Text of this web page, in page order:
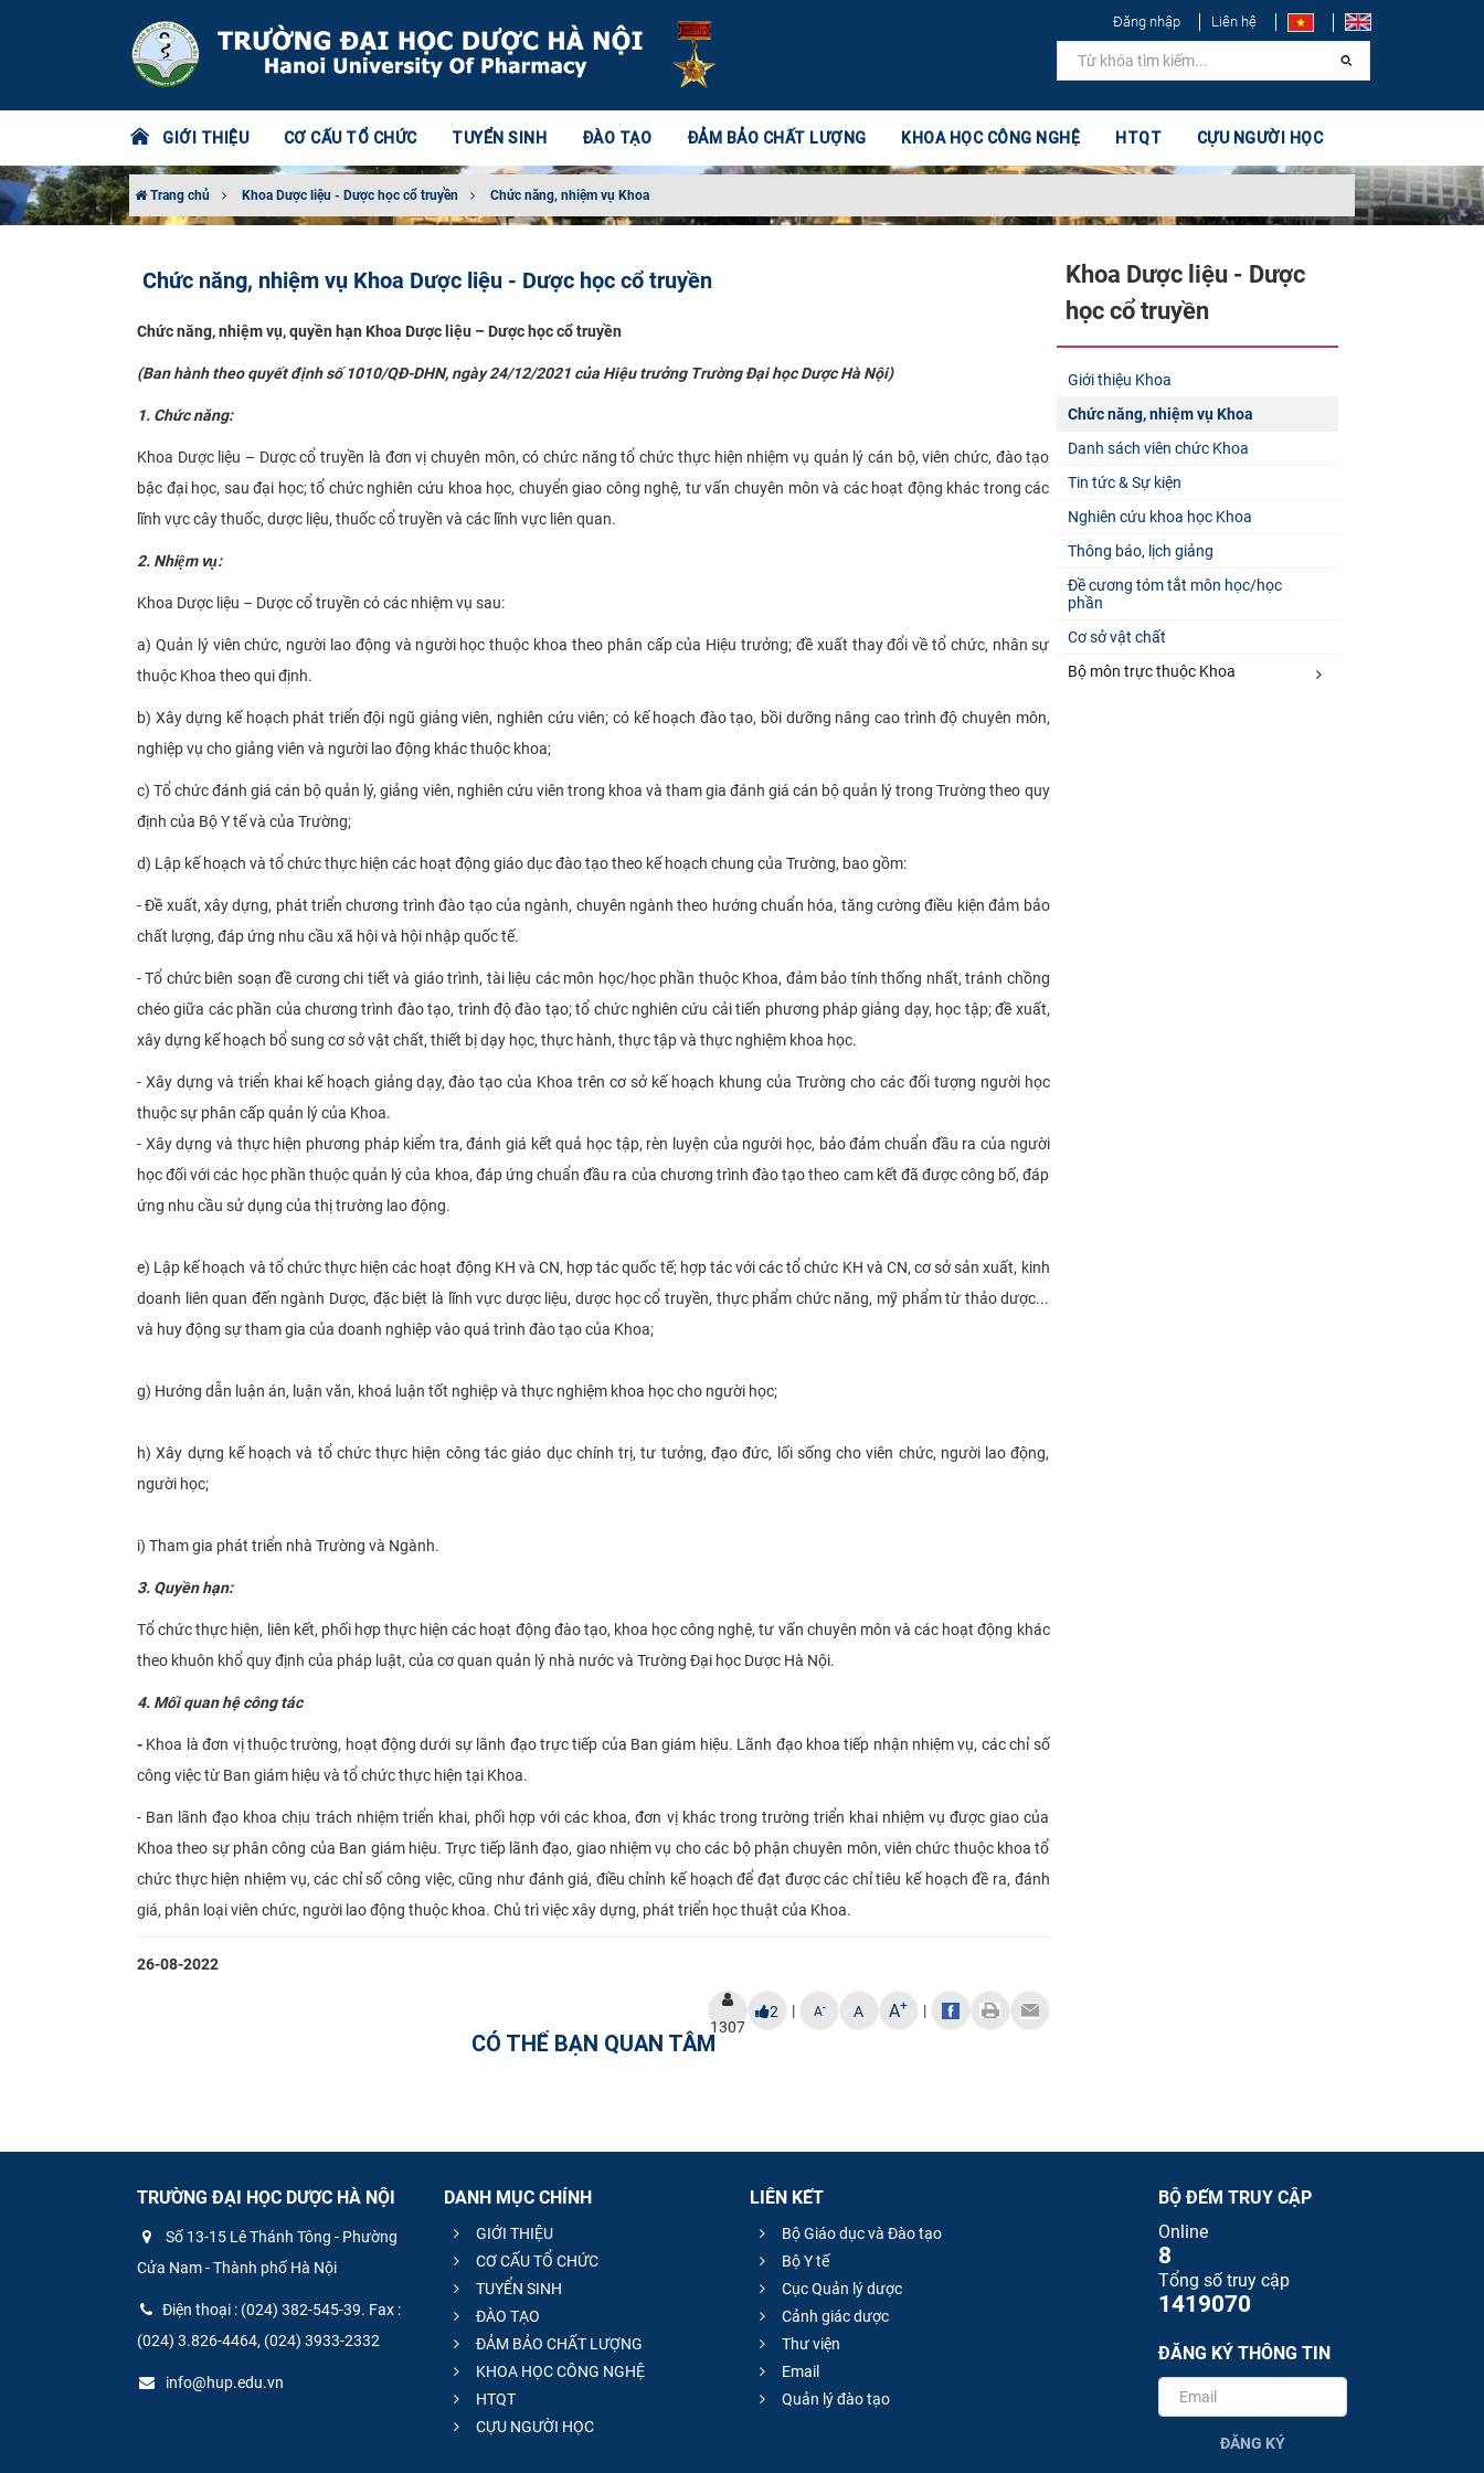
Đăng nhập Liên hệ
GIỚI THIỆU CƠ CẤU TỔ CHỨC TUYỂN SINH ĐÀO TẠO ĐẢM BẢO CHẤT LƯỢNG KHOA HỌC CÔNG NGHỆ HTQT CỰU NGƯỜI HỌC
Trang chủ Khoa Dược liệu - Dược học cổ truyền Chức năng, nhiệm vụ Khoa
Chức năng, nhiệm vụ Khoa Dược liệu - Dược học cổ truyền
Chức năng, nhiệm vụ, quyền hạn Khoa Dược liệu – Dược học cổ truyền
(Ban hành theo quyết định số 1010/QĐ-DHN, ngày 24/12/2021 của Hiệu trưởng Trường Đại học Dược Hà Nội)
1. Chức năng:
Khoa Dược liệu – Dược cổ truyền là đơn vị chuyên môn, có chức năng tổ chức thực hiện nhiệm vụ quản lý cán bộ, viên chức, đào tạo
bậc đại học, sau đại học; tổ chức nghiên cứu khoa học, chuyển giao công nghệ, tư vấn chuyên môn và các hoạt động khác trong các
lĩnh vực cây thuốc, dược liệu, thuốc cổ truyền và các lĩnh vực liên quan.
2. Nhiệm vụ:
Khoa Dược liệu – Dược cổ truyền có các nhiệm vụ sau:
a) Quản lý viên chức, người lao động và người học thuộc khoa theo phân cấp của Hiệu trưởng; đề xuất thay đổi về tổ chức, nhân sự
thuộc Khoa theo qui định.
b) Xây dựng kế hoạch phát triển đội ngũ giảng viên, nghiên cứu viên; có kế hoạch đào tạo, bồi dưỡng nâng cao trình độ chuyên môn,
nghiệp vụ cho giảng viên và người lao động khác thuộc khoa;
c) Tổ chức đánh giá cán bộ quản lý, giảng viên, nghiên cứu viên trong khoa và tham gia đánh giá cán bộ quản lý trong Trường theo quy
định của Bộ Y tế và của Trường;
d) Lập kế hoạch và tổ chức thực hiện các hoạt động giáo dục đào tạo theo kế hoạch chung của Trường, bao gồm:
- Đề xuất, xây dựng, phát triển chương trình đào tạo của ngành, chuyên ngành theo hướng chuẩn hóa, tăng cường điều kiện đảm bảo
chất lượng, đáp ứng nhu cầu xã hội và hội nhập quốc tế.
- Tổ chức biên soạn đề cương chi tiết và giáo trình, tài liệu các môn học/học phần thuộc Khoa, đảm bảo tính thống nhất, tránh chồng
chéo giữa các phần của chương trình đào tạo, trình độ đào tạo; tổ chức nghiên cứu cải tiến phương pháp giảng dạy, học tập; đề xuất,
xây dựng kế hoạch bổ sung cơ sở vật chất, thiết bị dạy học, thực hành, thực tập và thực nghiệm khoa học.
- Xây dựng và triển khai kế hoạch giảng dạy, đào tạo của Khoa trên cơ sở kế hoạch khung của Trường cho các đối tượng người học
thuộc sự phân cấp quản lý của Khoa.
- Xây dựng và thực hiện phương pháp kiểm tra, đánh giá kết quả học tập, rèn luyện của người học, bảo đảm chuẩn đầu ra của người
học đối với các học phần thuộc quản lý của khoa, đáp ứng chuẩn đầu ra của chương trình đào tạo theo cam kết đã được công bố, đáp
ứng nhu cầu sử dụng của thị trường lao động.
e) Lập kế hoạch và tổ chức thực hiện các hoạt động KH và CN, hợp tác quốc tế; hợp tác với các tổ chức KH và CN, cơ sở sản xuất, kinh
doanh liên quan đến ngành Dược, đặc biệt là lĩnh vực dược liệu, dược học cổ truyền, thực phẩm chức năng, mỹ phẩm từ thảo dược...
và huy động sự tham gia của doanh nghiệp vào quá trình đào tạo của Khoa;
g) Hướng dẫn luận án, luận văn, khoá luận tốt nghiệp và thực nghiệm khoa học cho người học;
h) Xây dựng kế hoạch và tổ chức thực hiện công tác giáo dục chính trị, tư tưởng, đạo đức, lối sống cho viên chức, người lao động,
người học;
i) Tham gia phát triển nhà Trường và Ngành.
3. Quyền hạn:
Tổ chức thực hiện, liên kết, phối hợp thực hiện các hoạt động đào tạo, khoa học công nghệ, tư vấn chuyên môn và các hoạt động khác
theo khuôn khổ quy định của pháp luật, của cơ quan quản lý nhà nước và Trường Đại học Dược Hà Nội.
4. Mối quan hệ công tác
- Khoa là đơn vị thuộc trường, hoạt động dưới sự lãnh đạo trực tiếp của Ban giám hiệu. Lãnh đạo khoa tiếp nhận nhiệm vụ, các chỉ số
công việc từ Ban giám hiệu và tổ chức thực hiện tại Khoa.
- Ban lãnh đạo khoa chịu trách nhiệm triển khai, phối hợp với các khoa, đơn vị khác trong trường triển khai nhiệm vụ được giao của
Khoa theo sự phân công của Ban giám hiệu. Trực tiếp lãnh đạo, giao nhiệm vụ cho các bộ phận chuyên môn, viên chức thuộc khoa tổ
chức thực hiện nhiệm vụ, các chỉ số công việc, cũng như đánh giá, điều chỉnh kế hoạch để đạt được các chỉ tiêu kế hoạch đề ra, đánh
giá, phân loại viên chức, người lao động thuộc khoa. Chủ trì việc xây dựng, phát triển học thuật của Khoa.
26-08-2022
1307
2 | A- A A+ |
CÓ THỂ BẠN QUAN TÂM
Khoa Dược liệu - Dược
học cổ truyền
Giới thiệu Khoa
Chức năng, nhiệm vụ Khoa
Danh sách viên chức Khoa
Tin tức & Sự kiện
Nghiên cứu khoa học Khoa
Thông báo, lịch giảng
Đề cương tóm tắt môn học/học
phần
Cơ sở vật chất
Bộ môn trực thuộc Khoa
TRƯỜNG ĐẠI HỌC DƯỢC HÀ NỘI
Số 13-15 Lê Thánh Tông - Phường
Cửa Nam - Thành phố Hà Nội
Điện thoại : (024) 382-545-39. Fax :
(024) 3.826-4464, (024) 3933-2332
info@hup.edu.vn
DANH MỤC CHÍNH
GIỚI THIỆU
CƠ CẤU TỔ CHỨC
TUYỂN SINH
ĐÀO TẠO
ĐẢM BẢO CHẤT LƯỢNG
KHOA HỌC CÔNG NGHỆ
HTQT
CỰU NGƯỜI HỌC
LIÊN KẾT
Bộ Giáo dục và Đào tạo
Bộ Y tế
Cục Quản lý dược
Cảnh giác dược
Thư viện
Email
Quản lý đào tạo
BỘ ĐẾM TRUY CẬP
Online
8
Tổng số truy cập
1419070
ĐĂNG KÝ THÔNG TIN
ĐĂNG KÝ